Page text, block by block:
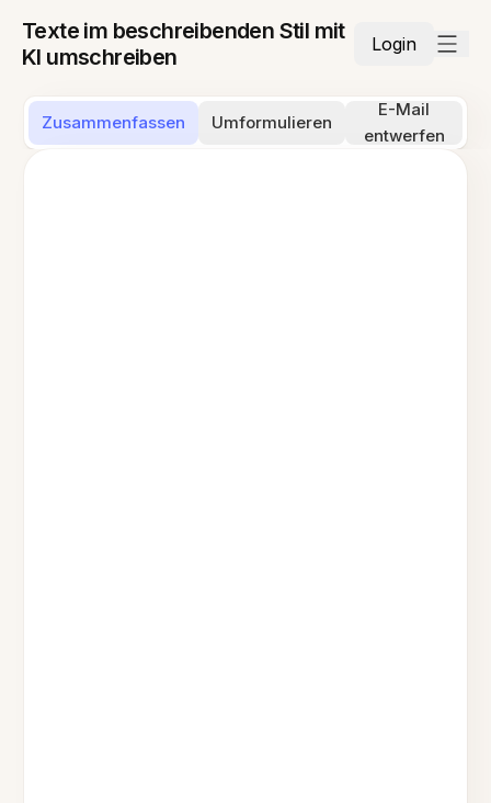
Texte im beschreibenden Stil mit
KI umschreiben
Login
Zusammenfassen Umformulieren
E-Mail
entwerfen